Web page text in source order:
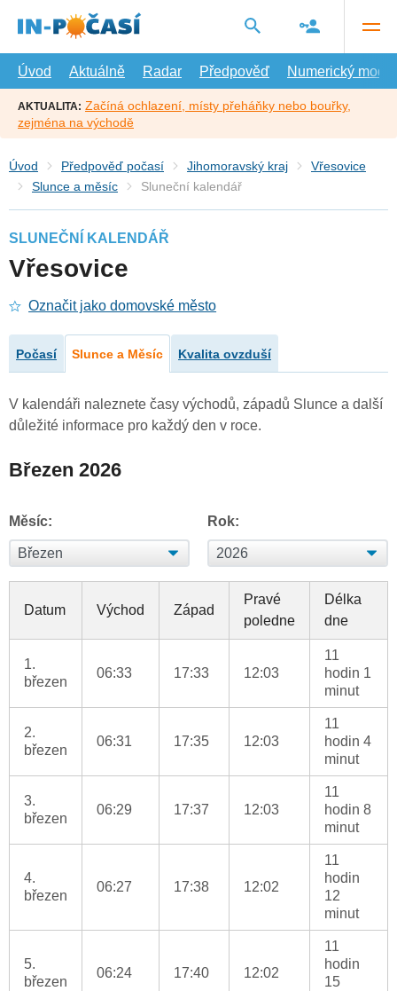
hlavní
Úvod
Aktuálně Radar Předpověď Numerický model
AKTUALITA: Začíná ochlazení, místy přeháňky nebo bouřky,
zejména na východě
Úvod Předpověď počasí Jihomoravský kraj
Vřesovice
Slunce a měsíc
Sluneční kalendář
SLUNEČNÍ KALENDÁŘ
Vřesovice
Označit jako domovské město
Počasí Slunce a Měsíc Kvalita ovzduší
V kalendáři naleznete časy východů, západů Slunce a další
důležité informace pro každý den v roce.
Březen 2026
Měsíc: Rok:
Datum Východ Západ
Pravé
poledne
Délka
dne
1.
březen
06:33 17:33 12:03
11
hodin 1
minut
2.
březen
06:31 17:35 12:03
11
hodin 4
minut
3.
březen
06:29 17:37 12:03
11
hodin 8
minut
4.
březen
06:27 17:38 12:02
11
hodin
12
minut
5.
březen
06:24 17:40 12:02
11
hodin
15